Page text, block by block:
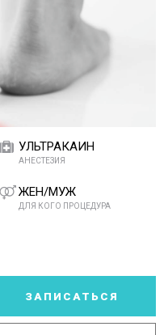
УЛЬТРАКАИН
АНЕСТЕЗИЯ
ЖЕН/МУЖ
ДЛЯ КОГО ПРОЦЕДУРА
ЗАПИСАТЬСЯ